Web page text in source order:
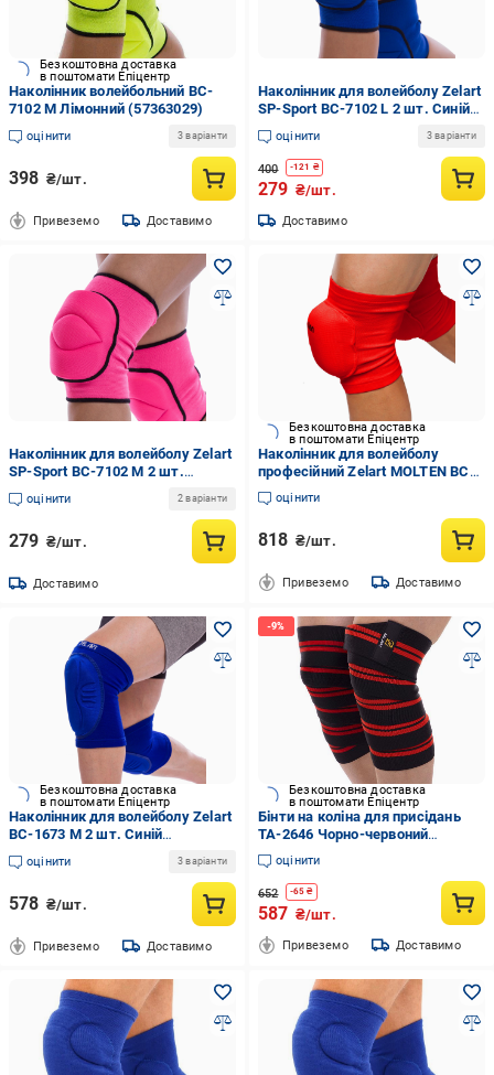
Безкоштовна доставка
в поштомати Епіцентр
Наколінник волейбольний BC-
7102 M Лімонний (57363029)
оцінити 3 варіанти
398 ₴/шт.
Привеземо Доставимо
Наколінник для волейболу Zelart
SP-Sport BC-7102 L 2 шт. Синій
(DR004366)
оцінити 3 варіанти
400 -121 ₴
279 ₴/шт.
Доставимо
Наколінник для волейболу Zelart
SP-Sport BC-7102 M 2 шт.
Рожевий (DR004371)
оцінити 2 варіанти
279 ₴/шт.
Доставимо
Безкоштовна доставка
в поштомати Епіцентр
Наколінник для волейболу
професійний Zelart MOLTEN BC-
4235 L Червоний (DR004390)
оцінити
818 ₴/шт.
Привеземо Доставимо
Безкоштовна доставка
в поштомати Епіцентр
Наколінник для волейболу Zelart
BC-1673 M 2 шт. Синій
(DR004382)
оцінити 3 варіанти
578 ₴/шт.
Привеземо Доставимо
Безкоштовна доставка
в поштомати Епіцентр
Бінти на коліна для присідань
TA-2646 Чорно-червоний
(35363025)
оцінити
652 -65 ₴
587 ₴/шт.
Привеземо Доставимо